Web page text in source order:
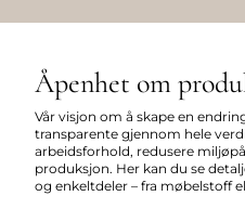
Åpenhet om
Vår visjon om å skape en
transparente gjennom hele
arbeidsforhold, redusere
produksjon. Her kan du se
og enkeltdeler – fra møbelstoff